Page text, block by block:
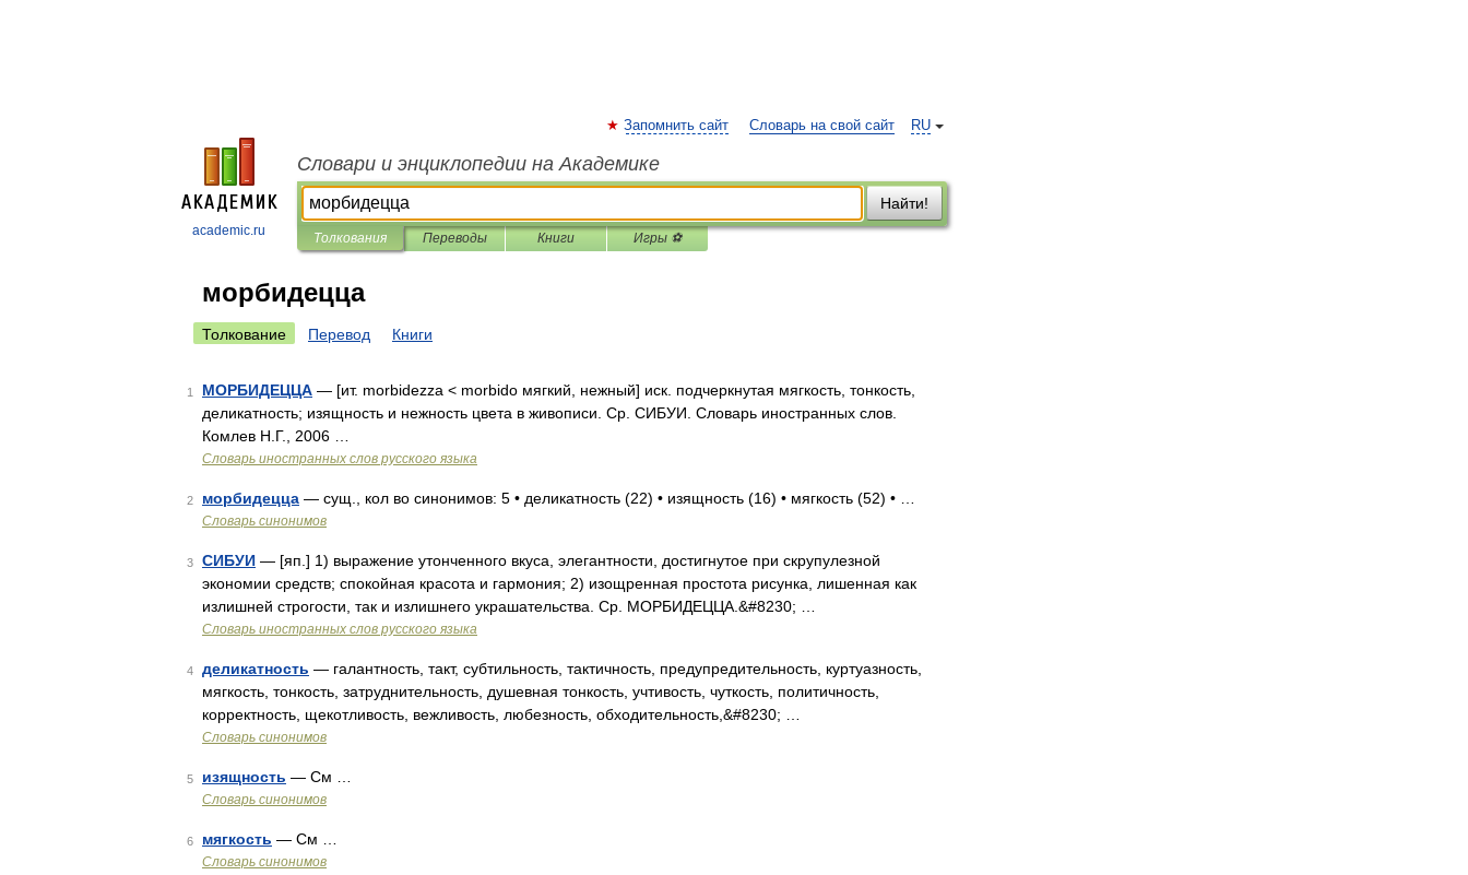
academic.ru
RU
Запомнить сайт Словарь на свой сайт
Словари и энциклопедии на Академике
Найти!
Толкования Переводы Книги Игры ⚽
морбидецца
Толкование Перевод Книги
1 МОРБИДЕЦЦА — [ит. morbidezza < morbido мягкий, нежный] иск. подчеркнутая мягкость, тонкость,
деликатность; изящность и нежность цвета в живописи. Ср. СИБУИ. Словарь иностранных слов.
Комлев Н.Г., 2006 …
Словарь иностранных слов русского языка
2 морбидецца — сущ., кол во синонимов: 5 • деликатность (22) • изящность (16) • мягкость (52) • …
Словарь синонимов
3 СИБУИ — [яп.] 1) выражение утонченного вкуса, элегантности, достигнутое при скрупулезной
экономии средств; спокойная красота и гармония; 2) изощренная простота рисунка, лишенная как
излишней строгости, так и излишнего украшательства. Ср. МОРБИДЕЦЦА.&#8230; …
Словарь иностранных слов русского языка
4 деликатность — галантность, такт, субтильность, тактичность, предупредительность, куртуазность,
мягкость, тонкость, затруднительность, душевная тонкость, учтивость, чуткость, политичность,
корректность, щекотливость, вежливость, любезность, обходительность,&#8230; …
Словарь синонимов
5 изящность — См …
Словарь синонимов
6 мягкость — См …
Словарь синонимов